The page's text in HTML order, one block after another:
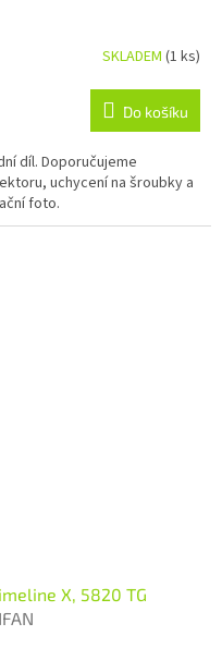
SKLADEM (1 ks)
Do košíku
díl. Doporučujeme
uchycení na šroubky a
foto.
X, 5820 TG